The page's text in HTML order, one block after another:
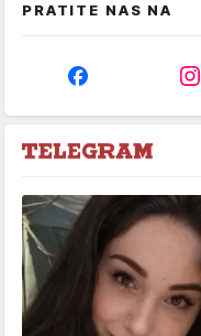
PRATITE NAS NA